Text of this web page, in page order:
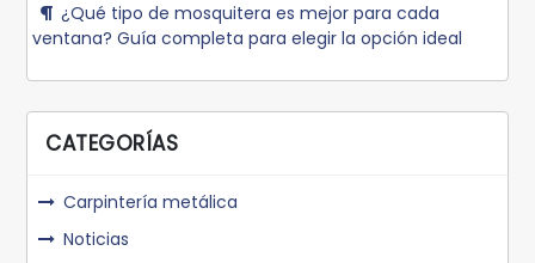
¿Qué tipo de mosquitera es mejor para cada
ventana? Guía completa para elegir la opción ideal
CATEGORÍAS
Carpintería metálica
Noticias